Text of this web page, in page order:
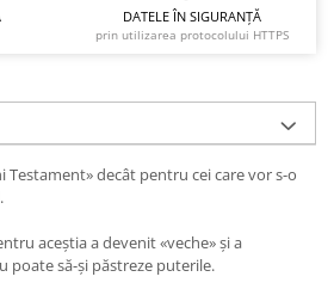
DATELE ÎN SIGURANȚĂ
prin utilizarea protocolului HTTPS
Testament» decât pentru cei care vor s-o
aceștia a devenit «veche» și a
poate să-și păstreze puterile.